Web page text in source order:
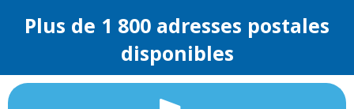
Plus de 1 800 adresses postales
disponibles